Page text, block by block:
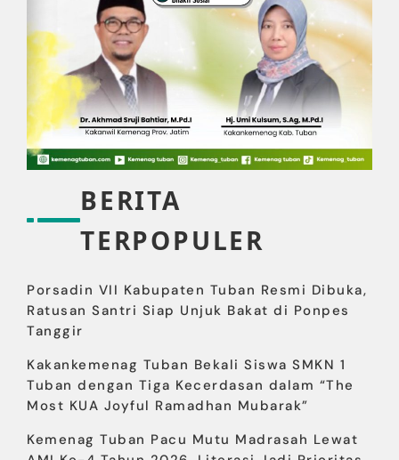
BERITA
TERPOPULER
Porsadin VII Kabupaten Tuban Resmi Dibuka,
Ratusan Santri Siap Unjuk Bakat di Ponpes
Tanggir
Kakankemenag Tuban Bekali Siswa SMKN 1
Tuban dengan Tiga Kecerdasan dalam “The
Most KUA Joyful Ramadhan Mubarak”
Kemenag Tuban Pacu Mutu Madrasah Lewat